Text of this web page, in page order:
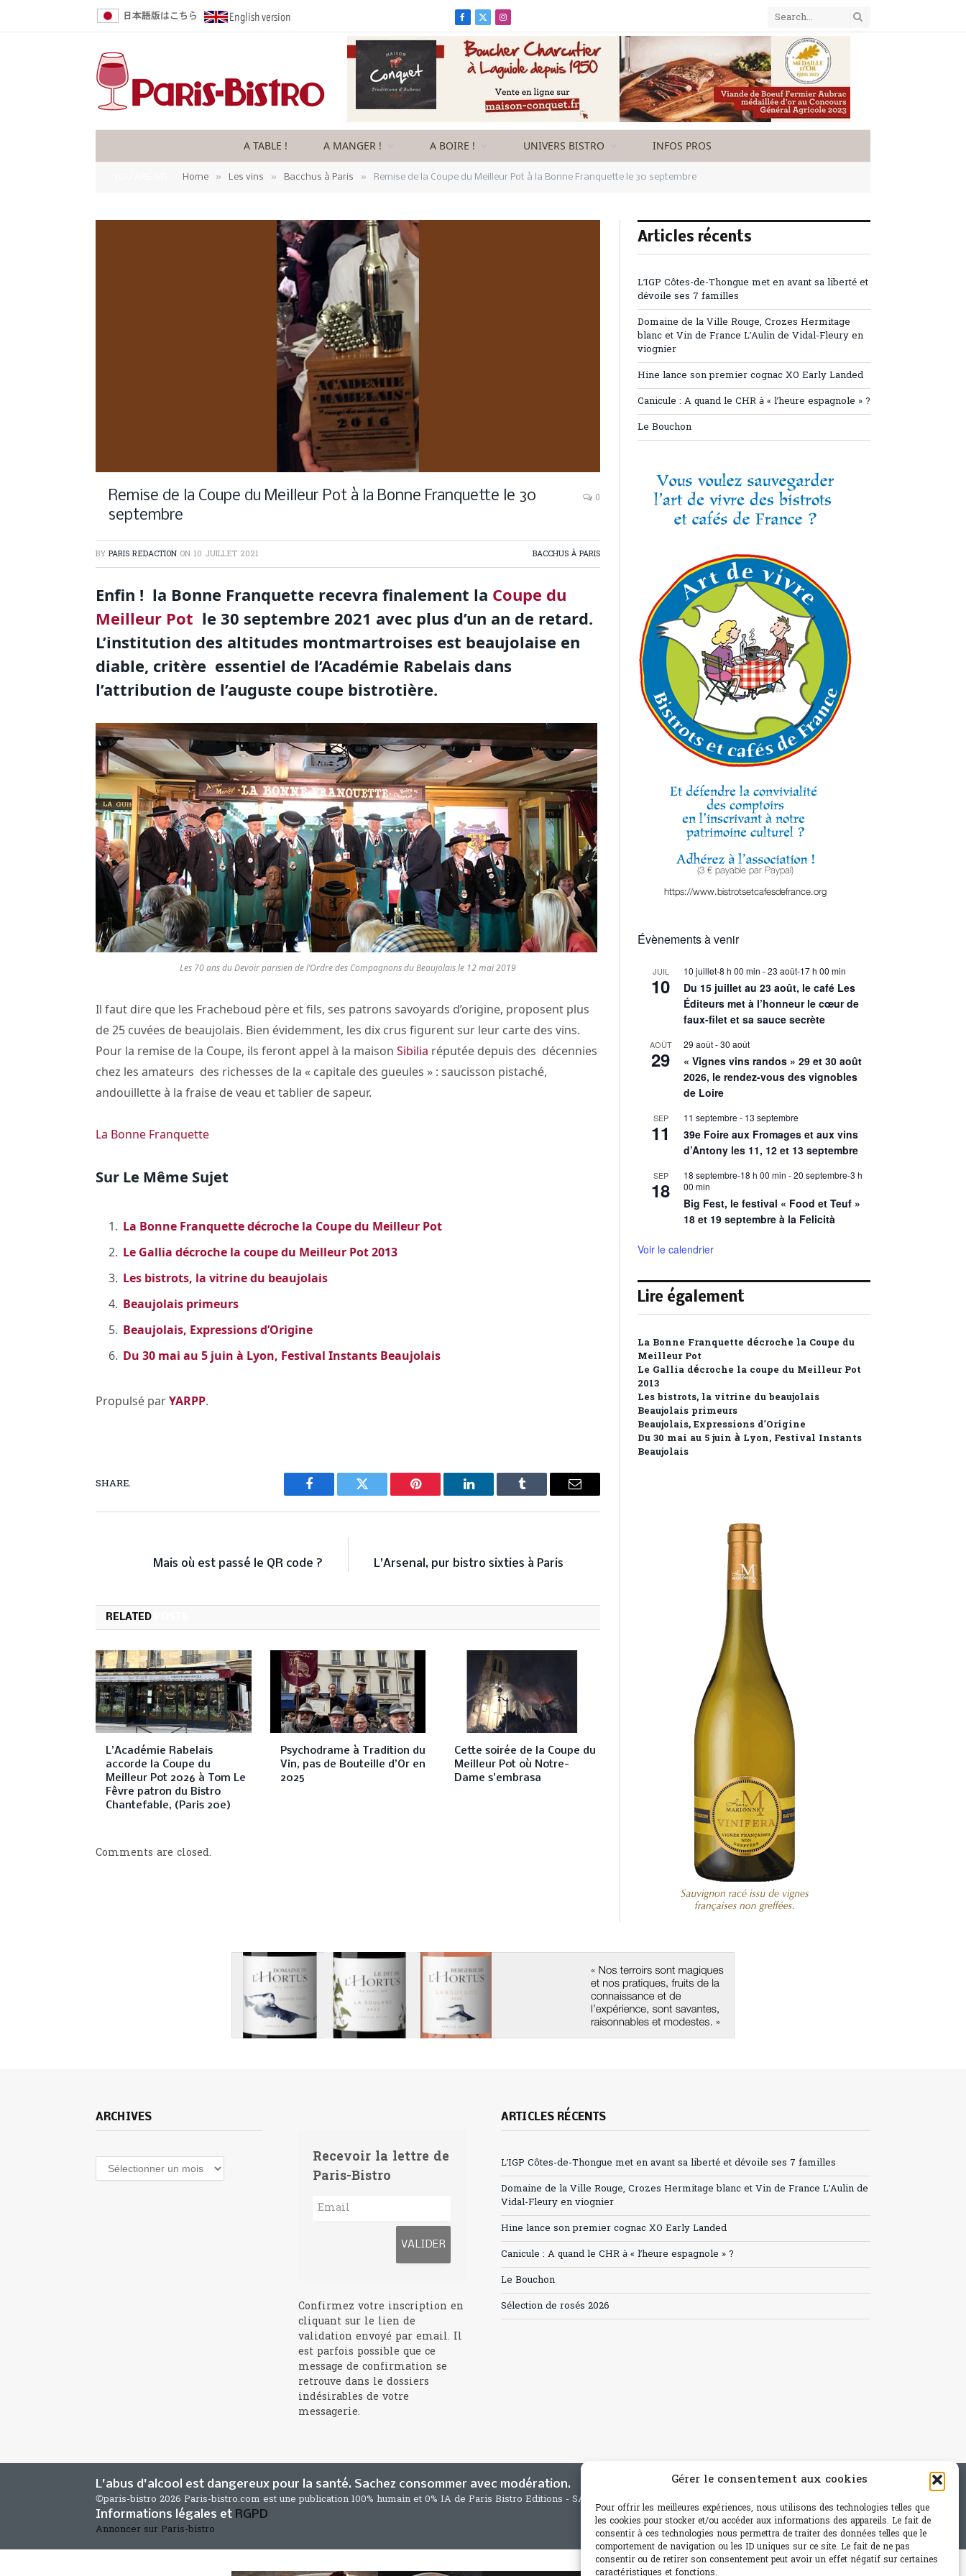
Gérer le consentement aux cookies
Pour offrir les meilleures expériences, nous utilisons des technologies telles que
les cookies pour stocker et/ou accéder aux informations des appareils. Le fait de
consentir à ces technologies nous permettra de traiter des données telles que le
comportement de navigation ou les ID uniques sur ce site. Le fait de ne pas
consentir ou de retirer son consentement peut avoir un effet négatif sur certaines
caractéristiques et fonctions.
Facebook
X
(Twitter)
Instagram
A TABLE ! A MANGER ! A BOIRE ! UNIVERS BISTRO INFOS PROS
Home » Les vins » Bacchus à Paris » Remise de la Coupe du Meilleur Pot à la Bonne Franquette le 30 septembre
Remise de la Coupe du Meilleur Pot à la Bonne Franquette le 30
septembre
0
BY PARIS REDACTION ON 10 JUILLET 2021 BACCHUS À PARIS
Enfin ! la Bonne Franquette recevra finalement la Coupe du
Meilleur Pot le 30 septembre 2021 avec plus d’un an de retard.
L’institution des altitudes montmartroises est beaujolaise en
diable, critère essentiel de l’Académie Rabelais dans
l’attribution de l’auguste coupe bistrotière.
Les 70 ans duDevoir parisien de l’Ordre des Compagnons du Beaujolais le 12 mai 2019
Il faut dire que les Fracheboud père et fils, ses patrons savoyards d’origine, proposent plus
de 25 cuvées de beaujolais. Bien évidemment, les dix crus figurent sur leur carte des vins.
Pour la remise de la Coupe, ils feront appel à la maison Sibilia réputée depuis des décennies
chez les amateurs des richesses de la « capitale des gueules » : saucisson pistaché,
andouillette à la fraise de veau et tablier de sapeur.
La Bonne Franquette
Sur Le Même Sujet
La Bonne Franquette décroche la Coupe du Meilleur Pot
Le Gallia décroche la coupe du Meilleur Pot 2013
Les bistrots, la vitrine du beaujolais
Beaujolais primeurs
Beaujolais, Expressions d’Origine
Du 30 mai au 5 juin à Lyon, Festival Instants Beaujolais
Propulsé parYARPP.
SHARE.
Facebook Twitter Pinterest LinkedIn Tumblr Email
Mais où est passé le QR code ? L’Arsenal, pur bistro sixties à Paris
RELATED
L’Académie Rabelais
accorde la Coupe du
Meilleur Pot 2026 à Tom Le
Fêvre patron du Bistro
Chantefable, (Paris 20e)
Psychodrame à Tradition du
Vin, pas de Bouteille d’Or en
2025
Cette soirée de la Coupe du
Meilleur Pot où Notre-
Dame s’embrasa
Comments are closed.
Articles récents
L’IGP Côtes-de-Thongue met en avant sa liberté et
dévoile ses 7 familles
Domaine de la Ville Rouge, Crozes Hermitage
blanc et Vin de France L’Aulin de Vidal-Fleury en
viognier
Hine lance son premier cognac XO Early Landed
Canicule : A quand le CHR à « l’heure espagnole » ?
Le Bouchon
Évènements à venir
JUIL
10
10 juillet-8 h 00 min -23 août-17 h 00 min
Du 15 juillet au 23 août, le café Les
Éditeurs met à l’honneur le cœur de
faux-filet et sa sauce secrète
AOÛT
29
29 août-30 août
« Vignes vins randos » 29 et 30 août
2026, le rendez-vous des vignobles
de Loire
SEP
11
11 septembre - 13 septembre
39e Foire aux Fromages et aux vins
d’Antony les 11, 12 et 13 septembre
SEP
18
18 septembre-18 h 00 min -20 septembre-3 h
00 min
Big Fest, le festival « Food et Teuf »
18 et 19 septembre à la Felicità
Voir le calendrier
Lire également
La Bonne Franquette décroche la Coupe du
Meilleur Pot
Le Gallia décroche la coupe du Meilleur Pot
2013
Les bistrots, la vitrine du beaujolais
Beaujolais primeurs
Beaujolais, Expressions d’Origine
Du 30 mai au 5 juin à Lyon, Festival Instants
Beaujolais
ARCHIVES
Archives
Recevoir la lettre de
Paris-Bistro
Confirmez votre inscription en
cliquant sur le lien de
validation envoyé par email. Il
est parfois possible que ce
message de confirmation se
retrouve dans le dossiers
indésirables de votre
messagerie.
ARTICLES RÉCENTS
L’IGP Côtes-de-Thongue met en avant sa liberté et dévoile ses 7 familles
Domaine de la Ville Rouge, Crozes Hermitage blanc et Vin de France L’Aulin de
Vidal-Fleury en viognier
Hine lance son premier cognac XO Early Landed
Canicule : A quand le CHR à « l’heure espagnole » ?
Le Bouchon
Sélection de rosés 2026
L'abus d'alcool est dangereux pour la santé. Sachez consommer avec modération.
©paris-bistro 2026 Paris-bistro.com est une publication 100% humain et 0% IA de Paris Bistro Editions - SARL de Presse - mail: contact@paris-bistro.com
Informations légales et RGPD
Annoncer sur Paris-bistro